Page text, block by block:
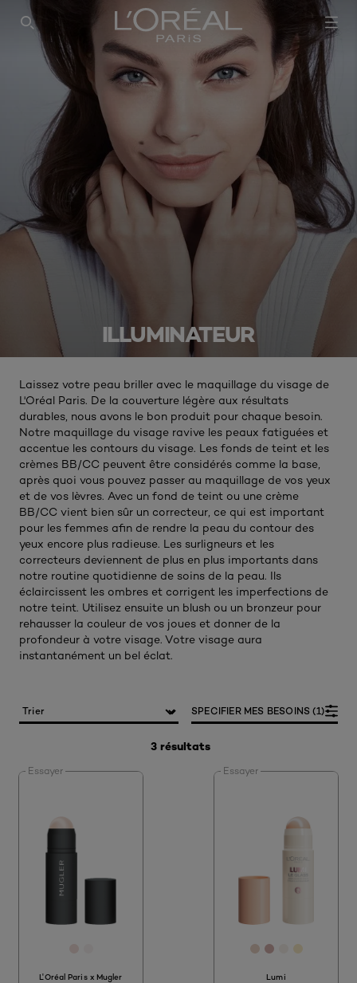
ILLUMINATEUR
Laissez votre peau briller avec le maquillage du visage de
L'Oréal Paris. De la couverture légère aux résultats
durables, nous avons le bon produit pour chaque besoin.
Notre maquillage du visage ravive les peaux fatiguées et
accentue les contours du visage. Les fonds de teint et les
crèmes BB/CC peuvent être considérés comme la base,
après quoi vous pouvez passer au maquillage de vos yeux
et de vos lèvres. Avec un fond de teint ou une crème
BB/CC vient bien sûr un correcteur, ce qui est important
pour les femmes afin de rendre la peau du contour des
yeux encore plus radieuse. Les surligneurs et les
correcteurs deviennent de plus en plus importants dans
notre routine quotidienne de soins de la peau. Ils
éclaircissent les ombres et corrigent les imperfections de
notre teint. Utilisez ensuite un blush ou un bronzeur pour
rehausser la couleur de vos joues et donner de la
profondeur à votre visage. Votre visage aura
instantanément un bel éclat.
3 résultats
SPECIFIER MES BESOINS (1)
Essayer
L'Oréal Paris x Mugler
Essayer
[Color]:
[Color]:
[Color]:
[Color]:
Lumi